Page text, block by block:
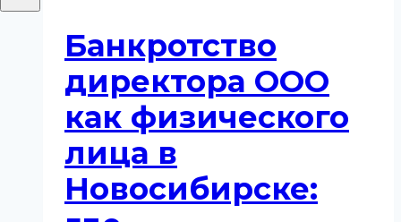
Банкротство
директора ООО
как физического
лица в
Новосибирске: